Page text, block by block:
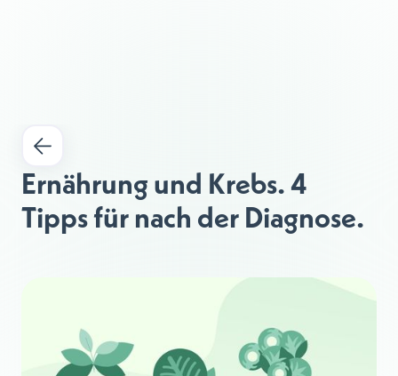
Ernährung und Krebs. 4
Tipps für nach der Diagnose.